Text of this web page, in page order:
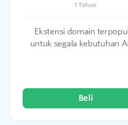
1 Tahun
Ekstensi domain
untuk segala kebutuhan
Beli